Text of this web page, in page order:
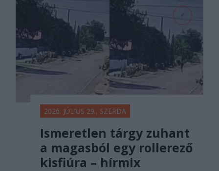
2026. JÚLIUS 29., SZERDA
Ismeretlen tárgy zuhant
a magasból egy rollerező
kisfiúra – hírmix